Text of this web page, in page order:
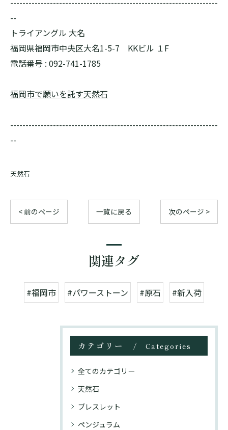
--
トライアングル 大名
福岡県福岡市中央区大名1-5-7 KKビル １F
電話番号 : 092-741-1785
福岡市で願いを託す天然石
--------------------------------------------------------------------
--
天然石
< 前のページ 一覧に戻る 次のページ >
関連タグ
#福岡市 #パワーストーン #原石 #新入荷
カテゴリー Categories
全てのカテゴリー
天然石
ブレスレット
ペンジュラム